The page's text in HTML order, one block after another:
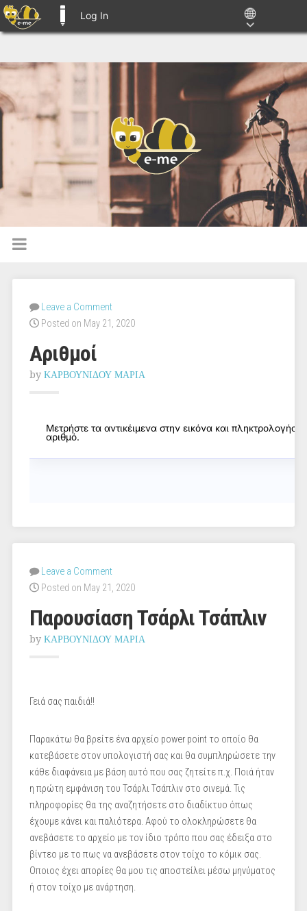
Log In
Leave a Comment
Posted on May 21, 2020
Αριθμοί
by ΚΑΡΒΟΥΝΙΔΟΥ ΜΑΡΙΑ
Leave a Comment
Posted on May 21, 2020
Παρουσίαση Τσάρλι Τσάπλιν
by ΚΑΡΒΟΥΝΙΔΟΥ ΜΑΡΙΑ
Γειά σας παιδιά!!
Παρακάτω θα βρείτε ένα αρχείο power point το οποίο θα
κατεβάσετε στον υπολογιστή σας και θα συμπληρώσετε την
κάθε διαφάνεια με βάση αυτό που σας ζητείτε π.χ. Ποιά ήταν
η πρώτη εμφάνιση του Τσάρλι Τσάπλιν στο σινεμά. Τις
πληροφορίες θα της αναζητήσετε στο διαδίκτυο όπως
έχουμε κάνει και παλιότερα. Αφού το ολοκληρώσετε θα
ανεβάσετε το αρχείο με τον ίδιο τρόπο που σας έδειξα στο
βίντεο με το πως να ανεβάσετε στον τοίχο το κόμικ σας.
Οποιος έχει απορίες θα μου τις αποστείλει μέσω μηνύματος
ή στον τοίχο με ανάρτηση.